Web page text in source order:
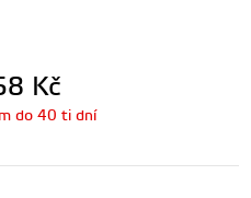
Kč
do 40 ti dní